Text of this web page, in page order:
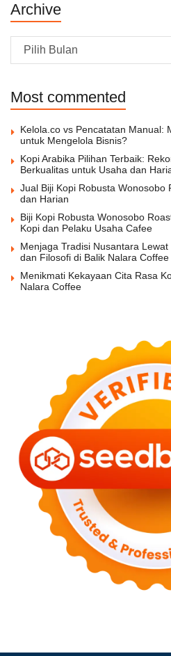
Archive
Archive
Most commented
Kelola.co vs Pencatatan Manual:
untuk Mengelola Bisnis?
Kopi Arabika Pilihan Terbaik:
Berkualitas untuk Usaha dan
Jual Biji Kopi Robusta Wonosobo
dan Harian
Biji Kopi Robusta Wonosobo
Kopi dan Pelaku Usaha Cafee
Menjaga Tradisi Nusantara
dan Filosofi di Balik Nalara Coffee
Menikmati Kekayaan Cita Rasa
Nalara Coffee